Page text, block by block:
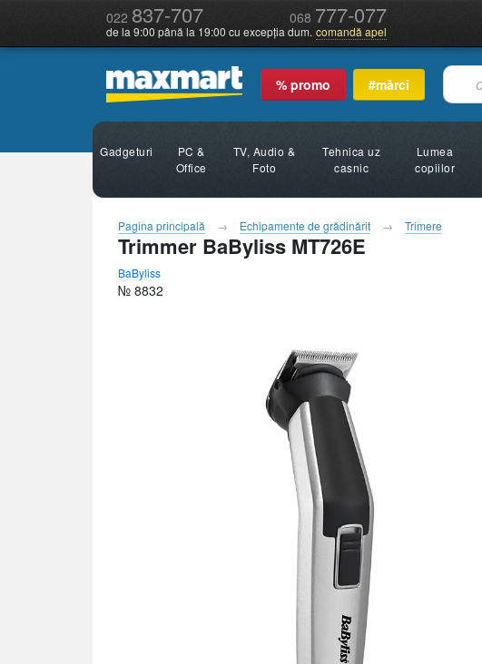
022 837-707 068 777-077
de la 9:00 până la 19:00 cu excepția dum. comandă apel
% promo #mărci
Gadgeturi
PC &
Office
TV, Audio &
Foto
Tehnica uz
casnic
Lumea
copiilor
Pagina principală Echipamente de grădinărit Trimere
Trimmer BaByliss MT726E
BaByliss
№ 8832